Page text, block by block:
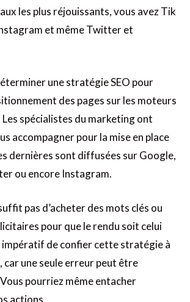
les plus réjouissants, vous avez Tik
et même Twitter et
une stratégie SEO pour
des pages sur les moteurs
spécialistes du marketing ont
accompagner pour la mise en place
dernières sont diffusées sur Google,
ou encore Instagram.
pas d’acheter des mots clés ou
pour que le rendu soit celui
impératif de confier cette stratégie à
car une seule erreur peut être
pourriez même entacher
actions.